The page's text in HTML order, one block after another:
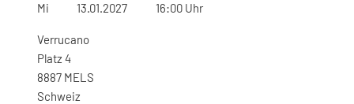
Mi 13.01.2027 16:00 Uhr
Verrucano
Platz 4
8887 MELS
Schweiz